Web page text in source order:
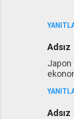
Adsız
Adsız